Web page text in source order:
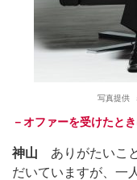
写真提供
－オファーを受けたと
神山 ありがたいこ
だいていますが、一